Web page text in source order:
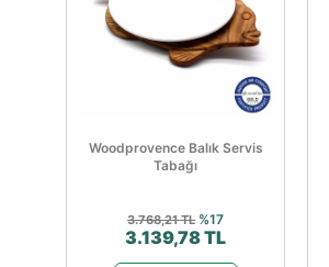
Woodprovence Balık Servis
Tabağı
3.768,21 TL %17
3.139,78 TL